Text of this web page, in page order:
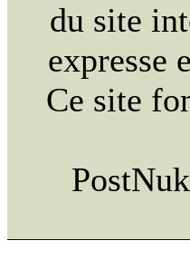
du site
expresse
Ce site